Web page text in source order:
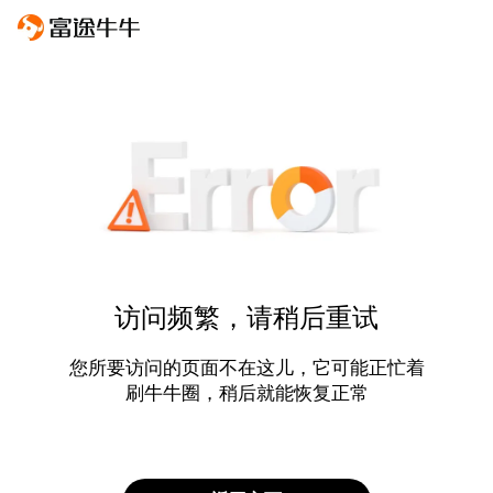
访问频繁，请稍后重试
您所要访问的页面不在这儿，它可能正忙着
刷牛牛圈，稍后就能恢复正常